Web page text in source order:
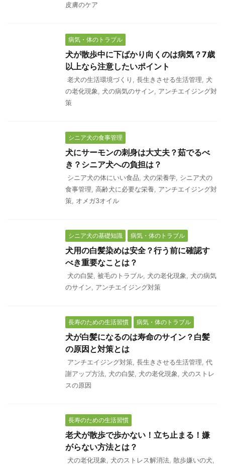
皮膚のケア
病気・体のトラブル
犬が散歩中に下ばかり向くのは病気？7歳
以上なら注意したいポイント
老犬の生活環境づくり 長生きさせる生活管理
犬
の老化現象
犬の病気のサイン
アンチエイジング対
策
シニア犬の食事管理
犬にサーモンの刺身は大丈夫？茹でるべ
き？シニア犬への負担は？
シニア犬の体にいい食品 犬の栄養学 シニア犬の
食事管理 高齢犬に必要な栄養
アンチエイジング対
策 オメガ3オイル
シニア犬の基礎知識 病気・体のトラブル
犬用の白髪染めは安全？行う前に確認す
べき重要なことは？
犬の白髪 被毛のトラブル 犬の老化現象
犬の病気
のサイン
アンチエイジング対策
長寿のための生活習慣 病気・体のトラブル
犬が白髪になるのは寿命のサイン？白髪
の原因と対策とは
アンチエイジング対策 長生きさせる生活管理 代
謝アップ方法 犬の白髪 犬の老化現象
犬のストレ
スの原因
長寿のための生活習慣
老犬が散歩で歩かない！立ち止まる！嫌
がらない方法とは？
犬の老化現象 犬のストレス解消法 散歩嫌いの犬